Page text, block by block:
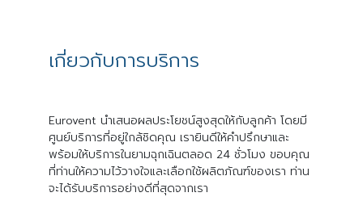
เกี่ยวกับการบริการ
Eurovent นำเสนอผลประโยชน์สูงสุดให้กับลูกค้า โดยมี
ศูนย์บริการที่อยู่ใกล้ชิดคุณ เรายินดีให้คำปรึกษาและ
พร้อมให้บริการในยามฉุกเฉินตลอด 24 ชั่วโมง ขอบคุณ
ที่ท่านให้ความไว้วางใจและเลือกใช้ผลิตภัณฑ์ของเรา ท่าน
จะได้รับบริการอย่างดีที่สุดจากเรา